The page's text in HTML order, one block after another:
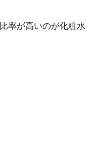
率が高いのが化粧水